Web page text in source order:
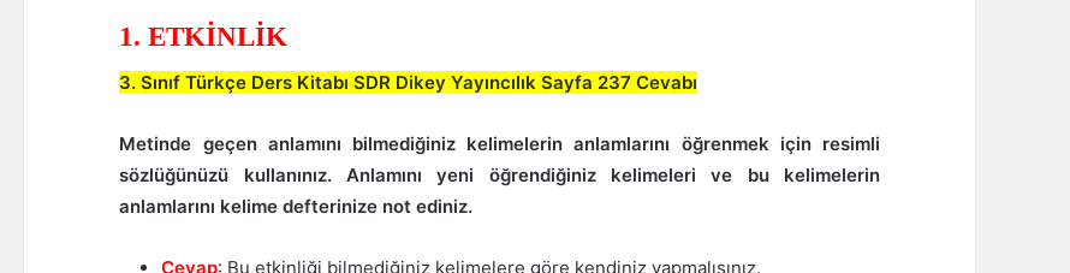
1. ETKİNLİK
3. Sınıf Türkçe Ders Kitabı SDR Dikey Yayıncılık Sayfa 237 Cevabı
Metinde geçen anlamını bilmediğiniz kelimelerin anlamlarını öğrenmek için resimli
sözlüğünüzü kullanınız. Anlamını yeni öğrendiğiniz kelimeleri ve bu kelimelerin
anlamlarını kelime defterinize not ediniz.
Cevap: Bu etkinliği bilmediğiniz kelimelere göre kendiniz yapmalısınız.